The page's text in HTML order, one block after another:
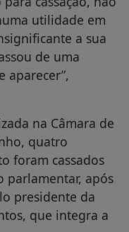
utilidade em
a sua
de uma
aparecer”,
na Câmara de
quatro
foram cassados
parlamentar, após
presidente da
que integra a